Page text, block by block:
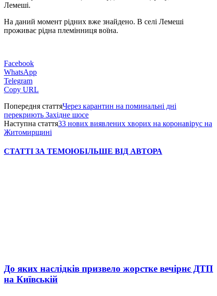
Лемеші.
На даний момент рідних вже знайдено. В селі Лемеші
проживає рідна племінниця воїна.
Facebook
WhatsApp
Telegram
Copy URL
Попередня статтяЧерез карантин на поминальні дні
перекриють Західне шосе
Наступна стаття33 нових виявлених хворих на коронавірус на
Житомирщині
СТАТТІ ЗА ТЕМОЮБІЛЬШЕ ВІД АВТОРА
До яких наслідків призвело жорстке вечірнє ДТП
на Київській